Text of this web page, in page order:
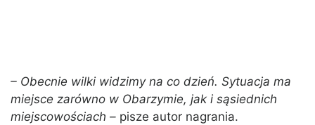
– Obecnie wilki widzimy na co dzień. Sytuacja ma
miejsce zarówno w Obarzymie, jak i sąsiednich
miejscowościach – pisze autor nagrania.